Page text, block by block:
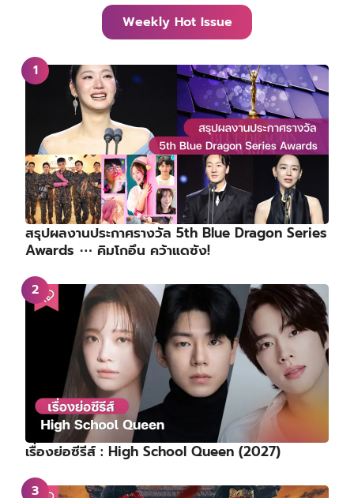
Weekly Hot Issue
สรุปผลงานประกาศรางวัล 5th Blue Dragon Series
Awards ⋯ คิมโกอึน คว้าแดซัง!
เรื่องย่อซีรีส์ : High School Queen (2027)